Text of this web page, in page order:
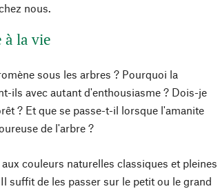
nous.
à la vie
sous les arbres ? Pourquoi la
ils avec autant d'enthousiasme ? Dois-je
? Et que se passe-t-il lorsque l'amanite
de l'arbre ?
couleurs naturelles classiques et pleines
suffit de les passer sur le petit ou le grand